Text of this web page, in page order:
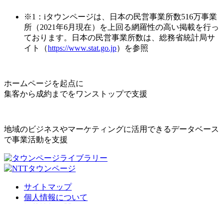
※1：iタウンページは、日本の民営事業所数516万事業
所（2021年6月現在）を上回る網羅性の高い掲載を行っ
ております。日本の民営事業所数は、総務省統計局サ
イト（https://www.stat.go.jp）を参照
ホームページを起点に
集客から成約までをワンストップで支援
地域のビジネスやマーケティングに活用できるデータベース
で事業活動を支援
サイトマップ
個人情報について